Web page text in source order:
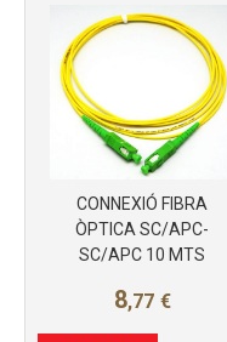
CONNEXIÓ FIBRA
ÒPTICA SC/APC-
SC/APC 10 MTS
8,77 €
Más info